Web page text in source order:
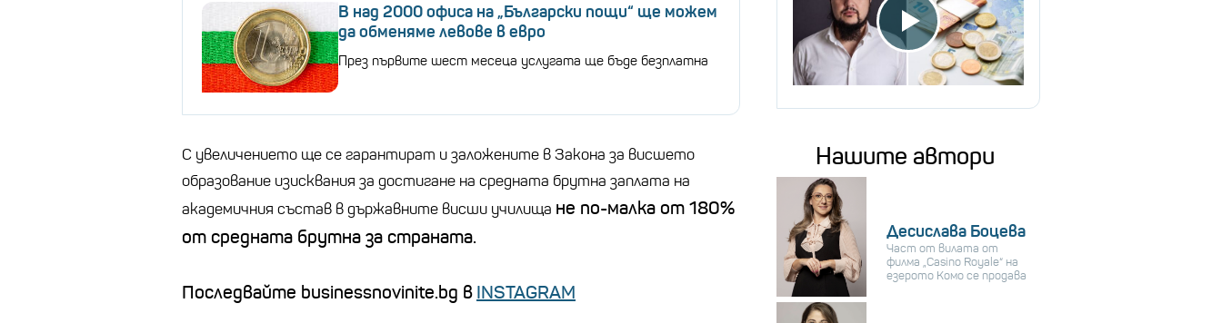
В над 2000 офиса на „Български пощи“ ще можем
да обменяме левове в евро
През първите шест месеца услугата ще бъде безплатна
С увеличението ще се гарантират и заложените в Закона за висшето
образование изисквания за достигане на средната брутна заплата на
академичния състав в държавните висши училища не по-малка от 180%
от средната брутна за страната.
Последвайте businessnovinite.bg в INSTAGRAM
Нашите автори
Десислава Боцева
Част от вилата от
филма „Casino Royale“ на
езерото Комо се продава